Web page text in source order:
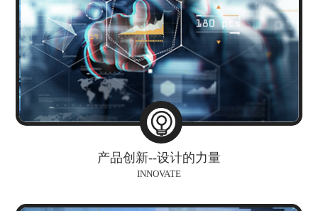
产品创新--设计的力量
INNOVATE